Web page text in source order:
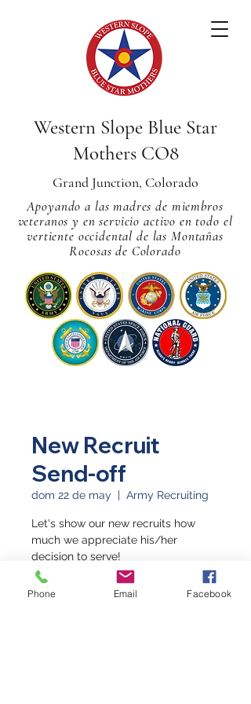
Western Slope Blue Star
Mothers CO8
Grand Junction, Colorado
Apoyando a las madres de miembros
veteranos y en servicio activo en todo el
vertiente occidental de las Montañas
Rocosas de Colorado
New Recruit
Send-off
dom 22 de may
  |
Army Recruiting
Let's show our new recruits how
much we appreciate his/her
decision to serve!
Horario y ubicación
Phone Email Facebook